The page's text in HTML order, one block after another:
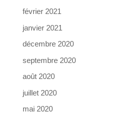
février 2021
janvier 2021
décembre 2020
septembre 2020
août 2020
juillet 2020
mai 2020